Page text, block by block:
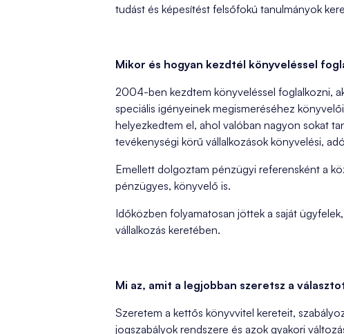
tudást és képesítést felsőfokú tanulmányok
Mikor és hogyan kezdtél könyveléssel
2004-ben kezdtem könyveléssel foglalkozni,
speciális igényeinek megismeréséhez
helyezkedtem el, ahol valóban nagyon sokat
tevékenységi körű vállalkozások könyvelési,
Emellett dolgoztam pénzügyi referensként a
pénzügyes, könyvelő is.
Időközben folyamatosan jöttek a saját
vállalkozás keretében.
Mi az, amit a legjobban szeretsz a
Szeretem a kettős könyvvitel kereteit,
jogszabályok rendszere és azok gyakori